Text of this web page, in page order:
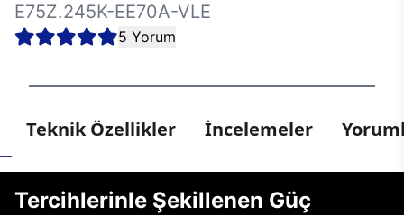
E75Z.245K-EE70A-VLE
5 Yorum
Teknik Özellikler İncelemeler
Tercihlerinle Şekillenen Güç